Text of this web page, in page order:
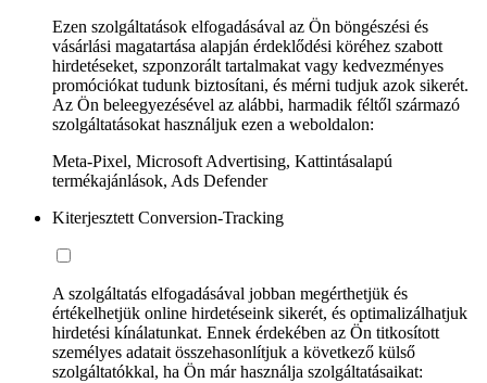
Ezen szolgáltatások elfogadásával az Ön böngészési és
vásárlási magatartása alapján érdeklődési köréhez szabott
hirdetéseket, szponzorált tartalmakat vagy kedvezményes
promóciókat tudunk biztosítani, és mérni tudjuk azok sikerét.
Az Ön beleegyezésével az alábbi, harmadik féltől származó
szolgáltatásokat használjuk ezen a weboldalon:
Meta-Pixel, Microsoft Advertising, Kattintásalapú
termékajánlások, Ads Defender
Kiterjesztett Conversion-Tracking
A szolgáltatás elfogadásával jobban megérthetjük és
értékelhetjük online hirdetéseink sikerét, és optimalizálhatjuk
hirdetési kínálatunkat. Ennek érdekében az Ön titkosított
személyes adatait összehasonlítjuk a következő külső
szolgáltatókkal, ha Ön már használja szolgáltatásaikat: